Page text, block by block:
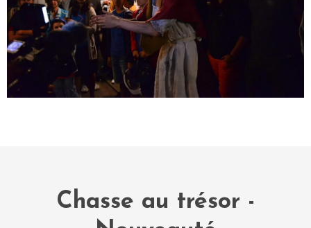
Chasse au trésor -